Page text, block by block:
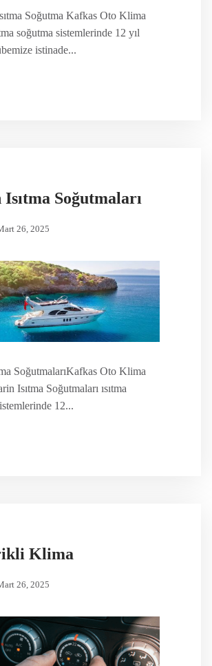
Soğutma Kafkas Oto Klima
soğutma sistemlerinde 12 yıl
istinade...
Soğutmaları
26, 2025
SoğutmalarıKafkas Oto Klima
Isıtma Soğutmaları ısıtma
12...
Klima
26, 2025